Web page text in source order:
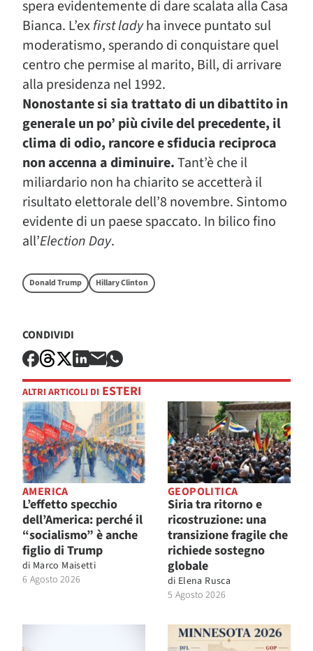
spera evidentemente di dare scalata alla Casa
Bianca. L’exfirst ladyha invece puntato sul
moderatismo, sperando di conquistare quel
centro che permise al marito, Bill, di arrivare
alla presidenza nel 1992.
Nonostante si sia trattato di un dibattito in
generale un po’ più civile del precedente, il
clima di odio, rancore e sfiducia reciproca
non accenna a diminuire.Tant’è che il
miliardario non ha chiarito se accetterà il
risultato elettorale dell’8 novembre. Sintomo
evidente di un paese spaccato. In bilico fino
all’Election Day.
Donald Trump Hillary Clinton
CONDIVIDI
ALTRI ARTICOLI DI ESTERI
AMERICA
L’effetto specchio
dell’America: perché il
“socialismo” è anche
figlio di Trump
di Marco Maisetti
6 Agosto 2026
GEOPOLITICA
Siria tra ritorno e
ricostruzione: una
transizione fragile che
richiede sostegno
globale
di Elena Rusca
5 Agosto 2026